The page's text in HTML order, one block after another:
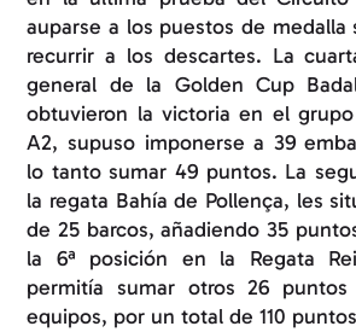
auparse a los puestos de medalla
recurrir a los descartes. La
general de la Golden Cup
obtuvieron la victoria en el
A2, supuso imponerse a 39
lo tanto sumar 49 puntos. La
la regata Bahía de Pollença, les
de 25 barcos, añadiendo 35
la 6ª posición en la Regata
permitía sumar otros 26
equipos, por un total de 110